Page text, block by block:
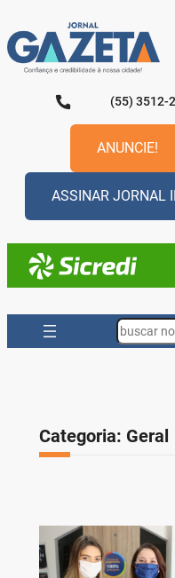
para
o
conteúdo
(55) 3512-
ANUNCIE!
ASSINAR JORNAL
Search
Categoria: Geral